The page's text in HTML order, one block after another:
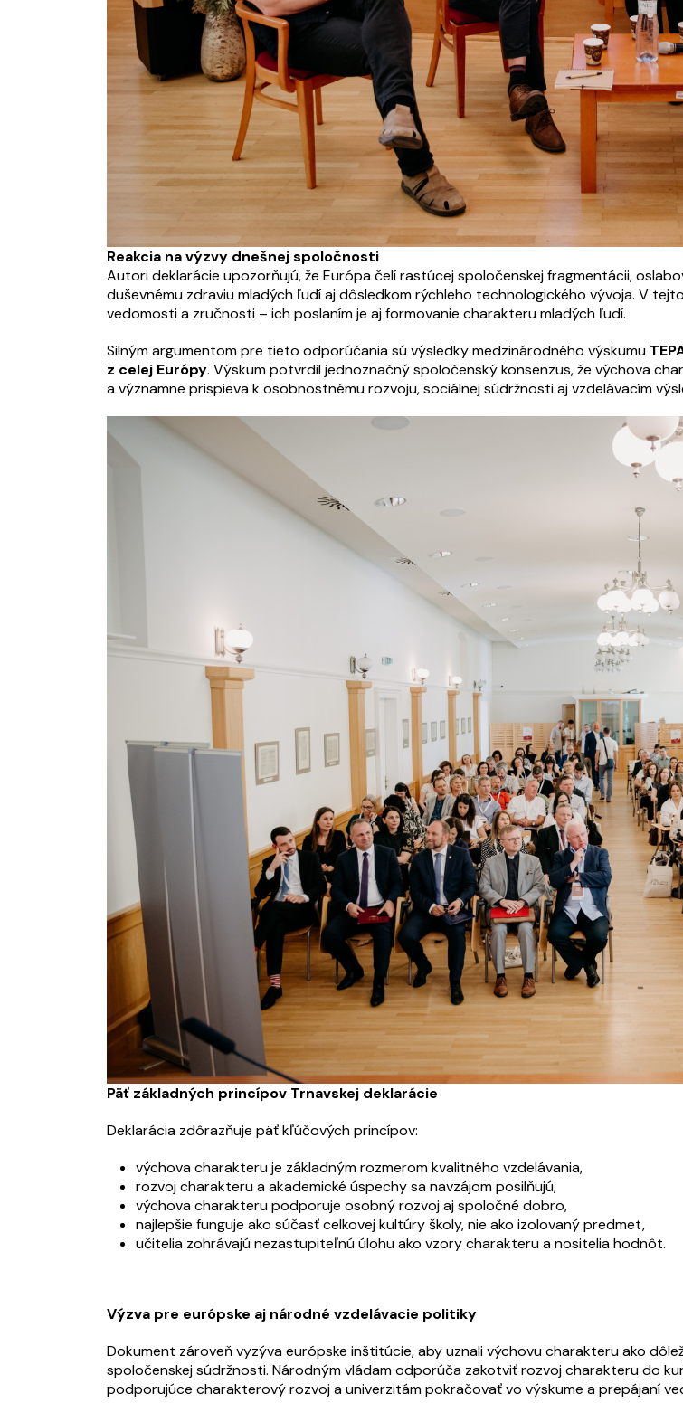
Reakcia na výzvy dnešnej spoločnosti
Autori deklarácie upozorňujú, že Európa čelí rastúcej spoločenskej fragmentácii,
duševnému zdraviu mladých ľudí aj dôsledkom rýchleho technologického vývoja. V
vedomosti a zručnosti – ich poslaním je aj formovanie charakteru mladých ľudí.
Silným argumentom pre tieto odporúčania sú výsledky medzinárodného výskumu
z celej Európy. Výskum potvrdil jednoznačný spoločenský konsenzus, že výchova
a významne prispieva k osobnostnému rozvoju, sociálnej súdržnosti aj vzdelávacím
Päť základných princípov Trnavskej deklarácie
Deklarácia zdôrazňuje päť kľúčových princípov:
výchova charakteru je základným rozmerom kvalitného vzdelávania,
rozvoj charakteru a akademické úspechy sa navzájom posilňujú,
výchova charakteru podporuje osobný rozvoj aj spoločné dobro,
najlepšie funguje ako súčasť celkovej kultúry školy, nie ako izolovaný predmet,
učitelia zohrávajú nezastupiteľnú úlohu ako vzory charakteru a nositelia hodnôt.
Výzva pre európske aj národné vzdelávacie politiky
Dokument zároveň vyzýva európske inštitúcie, aby uznali výchovu charakteru ako
spoločenskej súdržnosti. Národným vládam odporúča zakotviť rozvoj charakteru do
podporujúce charakterový rozvoj a univerzitám pokračovať vo výskume a prepájaní